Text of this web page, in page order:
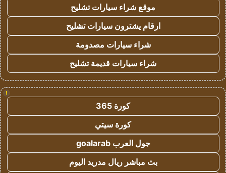
موقع شراء سيارات تشليح
ارقام يشترون سيارات تشليح
شراء سيارات مصدومة
شراء سيارات قديمة تشليح
!
كورة 365
كورة سيتي
جول العرب goalarab
بث مباشر ريال مدريد اليوم